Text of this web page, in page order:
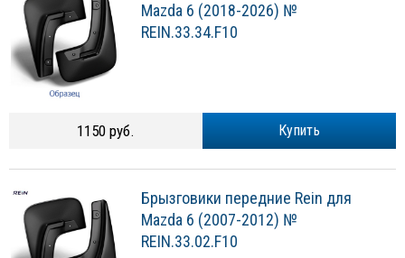
Mazda 6 (2018-2026) №
REIN.33.34.F10
Купить
1150 руб.
Брызговики передние Rein для
Mazda 6 (2007-2012) №
REIN.33.02.F10